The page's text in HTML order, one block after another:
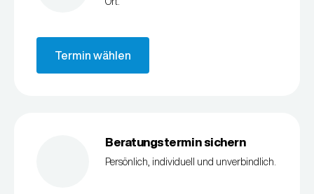
Termin wählen
Beratungstermin sichern
Persönlich, individuell und unverbindlich.